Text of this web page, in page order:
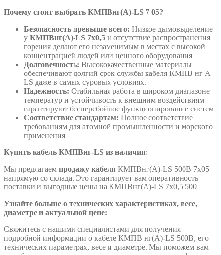
Почему стоит выбрать КМПВнг(А)-LS 7 05?
Безопасность превыше всего: Низкое дымовыделение
у КМПВнг(А)-LS 7х0,5 и отсутствие распространения
горения делают его незаменимым в местах с высокой
концентрацией людей или ценного оборудования
Долговечность: Высококачественные материалы
обеспечивают долгий срок службы кабеля КМПВ нг А
LS даже в самых суровых условиях.
Надежность: Стабильная работа в широком диапазоне
температур и устойчивость к внешним воздействиям
гарантируют бесперебойное функционирование систем
Соответствие стандартам: Полное соответствие
требованиям для атомной промышленности и морского
применения
Купить кабель КМПВнг-LS из наличия:
Мы предлагаем продажу кабеля КМПВнг(А)-LS 500В 7х05
напрямую со склада. Это гарантирует вам оперативность
поставки и выгодные цены на КМПВнг(А)-LS 7х0,5 500
Узнайте больше о технических характеристиках, весе,
диаметре и актуальной цене:
Свяжитесь с нашими специалистами для получения
подробной информации о кабеле КМПВ нг(А)-LS 500В, его
технических параметрах, весе и диаметре. Мы поможем вам